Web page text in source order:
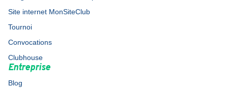
Site internet MonSiteClub
Tournoi
Convocations
Clubhouse
Entreprise
Blog